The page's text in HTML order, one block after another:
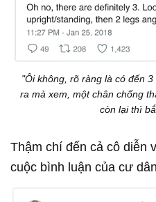
"Ôi không, rõ ràng là có đến
ra mà xem, một chân chống
còn lại thì
Thậm chí đến cả cô diễn
cuộc bình luận của cư